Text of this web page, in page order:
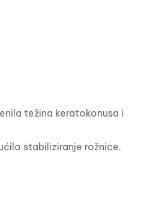
težina keratokonusa i
stabiliziranje rožnice.